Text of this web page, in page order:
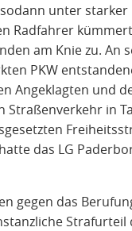
unter
Radfahrer
am Knie zu. An
PKW
Angeklagten und
Straßenverkehr in
das LG
gegen das